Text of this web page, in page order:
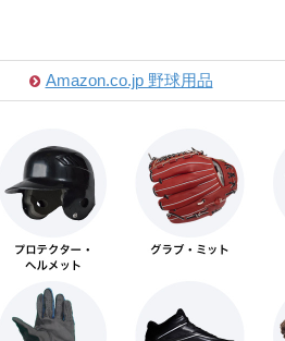
Amazon.co.jp 野球用品